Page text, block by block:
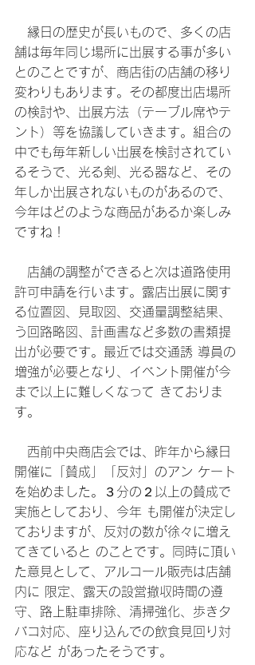
縁日の歴史が長いもので、多くの店
舗は毎年同じ場所に出展する事が多い
とのことですが、商店街の店舗の移り
変わりもあります。その都度出店場所
の検討や、出展方法（テーブル席やテ
ント）等を協議していきます。組合の
中でも毎年新しい出展を検討されてい
るそうで、光る剣、光る器など、その
年しか出展されないものがあるので、
今年はどのような商品があるか楽しみ
ですね！
店舗の調整ができると次は道路使用
許可申請を行います。露店出展に関す
る位置図、見取図、交通量調整結果、
う回路略図、計画書など多数の書類提
出が必要です。最近では交通誘 導員の
増強が必要となり、イベント開催が今
まで以上に難しくなって きておりま
す。
西前中央商店会では、昨年から縁日
開催に「賛成」「反対」のアン ケート
を始めました。３分の２以上の賛成で
実施としており、今年 も開催が決定し
ておりますが、反対の数が徐々に増え
てきていると のことです。同時に頂い
た意見として、アルコール販売は店舗
内に 限定、露天の設営撤収時間の遵
守、路上駐車排除、清掃強化、歩きタ
バコ対応、座り込んでの飲食見回り対
応など があったそうです。